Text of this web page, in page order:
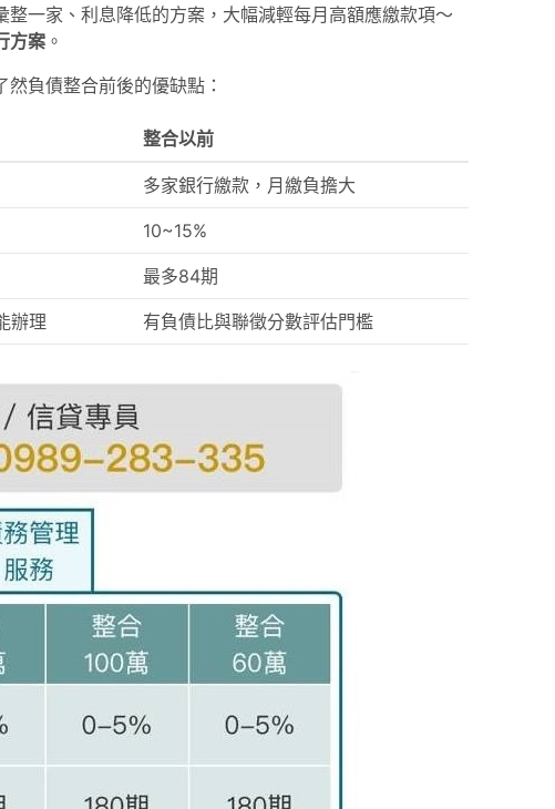
一家、利息降低的方案，大幅減輕每月高額應繳款項～
方案 。
負債整合前後的優缺點：
整合以前
多家銀行繳款，月繳負擔大
10~15%
最多84期
辦理 有負債比與聯徵分數評估門檻